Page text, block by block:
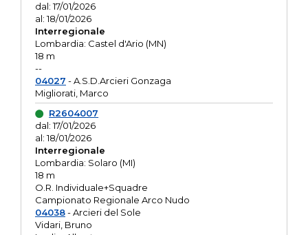
dal: 17/01/2026
al: 18/01/2026
Interregionale
Lombardia: Castel d'Ario (MN)
18 m
--
04027 - A.S.D.Arcieri Gonzaga
Migliorati, Marco
R2604007
dal: 17/01/2026
al: 18/01/2026
Interregionale
Lombardia: Solaro (MI)
18 m
O.R. Individuale+Squadre
Campionato Regionale Arco Nudo
04038- Arcieri del Sole
Vidari, Bruno